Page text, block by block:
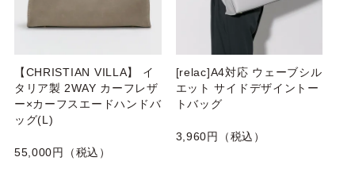
【CHRISTIAN VILLA】 イ
タリア製 2WAY カーフレザ
ー×カーフスエードハンドバ
ッグ(L)
55,000円（税込）
[relac]A4対応 ウェーブシル
エット サイドデザイントー
トバッグ
3,960円（税込）